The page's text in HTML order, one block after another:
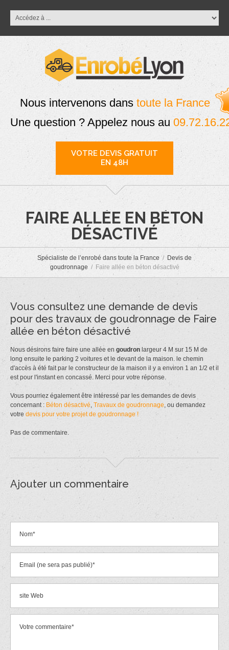
Nous intervenons dans toute la France
Une question ? Appelez nous au
VOTRE DEVIS GRATUIT
EN 48H
FAIRE ALLÉE EN BÉTON
DÉSACTIVÉ
Spécialiste de l’enrobé dans toute la France
Devis de
goudronnage
Faire allée en béton désactivé
Vous consultez une demande de devis
pour des travaux de goudronnage de Faire
allée en béton désactivé
Nous désirons faire faire une allée en goudron largeur 4 M sur 15 M de
long ensuite le parking 2 voitures et le devant de la maison. le chemin
d'accès à été fait par le constructeur de la maison il y a environ 1 an 1/2 et il
est pour l'instant en concassé. Merci pour votre réponse.
Vous pourriez également être intéressé par les demandes de devis
concernant : Béton désactivé Travaux de goudronnage , ou demandez
votre devis pour votre projet de goudronnage !
Pas de commentaire.
Ajouter un commentaire